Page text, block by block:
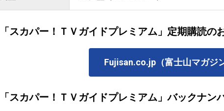
「スカパー！ＴＶガイドプレミアム」定期購読の
Fujisan.co.jp（富士山マガジ
「スカパー！ＴＶガイドプレミアム」バックナン